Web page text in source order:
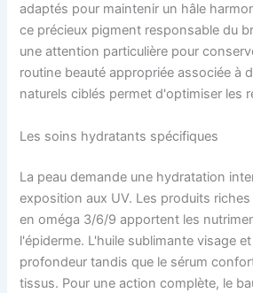
adaptés pour maintenir un hâle
ce précieux pigment responsable du
une attention particulière pour
routine beauté appropriée associée à
naturels ciblés permet d'optimiser les
Les soins hydratants spécifiques
La peau demande une hydratation
exposition aux UV. Les produits
en oméga 3/6/9 apportent les
l'épiderme. L'huile sublimante visage
profondeur tandis que le sérum
tissus. Pour une action complète, le